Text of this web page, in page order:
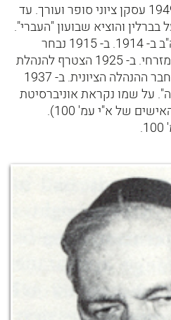
מאיר ברלין בר אילן 1949-1880 עסקן ציוני סופר ועורך. עד
לא"י בשנת 1923 פעל בברלין והוציא שבועון "העברי".
שימש כנשיא המזרחי בארה"ב ב- 1914. ב- 1915 נבחר
לנשיא המרכז העולמי של המזרחי. ב- 1925 הצטרף להנהלת
הקק"ל. ב- 1929-1931 היה חבר ההנהלה הציונית. ב- 1937
על שמו נקראת אוניברסיטת
של א"י עמ' 100).